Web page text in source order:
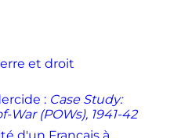
et droit
: Case Study:
War (POWs), 1941-42